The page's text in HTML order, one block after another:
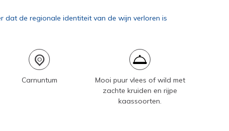
dat de regionale identiteit van de wijn verloren is
Carnuntum
Mooi puur vlees of wild met
zachte kruiden en rijpe
kaassoorten.